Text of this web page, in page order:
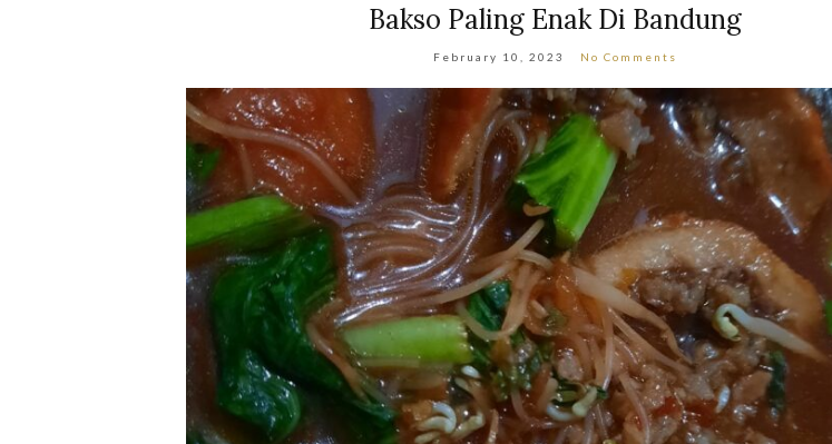
Bakso Paling Enak Di Bandung
February 10, 2023 No Comments